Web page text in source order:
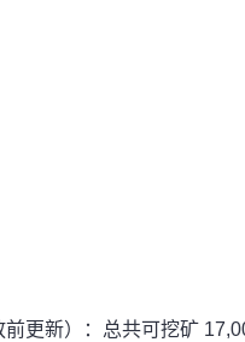
更新）：总共可挖矿